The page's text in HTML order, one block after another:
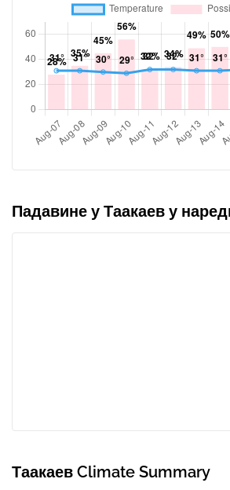
Падавине у Таакаев у
Таакаев Climate Summary